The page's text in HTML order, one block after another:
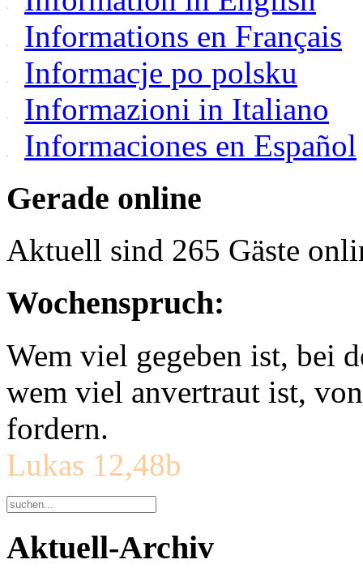
Informations en Français
Informacje po polsku
Informazioni in Italiano
Informaciones en Español
Gerade online
Aktuell sind 265 Gäste
Wochenspruch:
Wem viel gegeben ist, bei
wem viel anvertraut ist,
fordern.
Lukas 12,48b
Aktuell-Archiv